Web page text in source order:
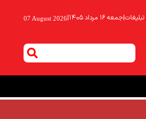
تبلیغات|جمعه ۱۶ مرداد ۱۴۰۵ |
07 August 2026